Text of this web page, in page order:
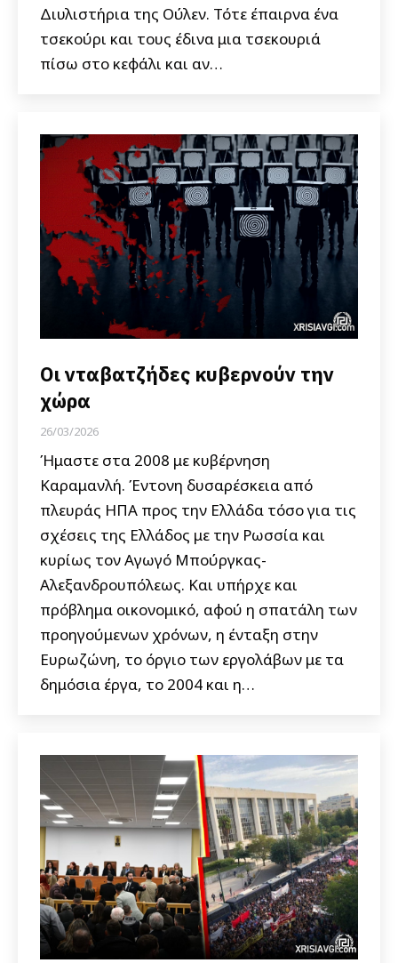
Διυλιστήρια της Ούλεν. Τότε έπαιρνα ένα
τσεκούρι και τους έδινα μια τσεκουριά
πίσω στο κεφάλι και αν…
Οι νταβατζήδες κυβερνούν την
χώρα
26/03/2026
Ήμαστε στα 2008 με κυβέρνηση
Καραμανλή. Έντονη δυσαρέσκεια από
πλευράς ΗΠΑ προς την Ελλάδα τόσο για τις
σχέσεις της Ελλάδος με την Ρωσσία και
κυρίως τον Αγωγό Μπούργκας-
Αλεξανδρουπόλεως. Και υπήρχε και
πρόβλημα οικονομικό, αφού η σπατάλη των
προηγούμενων χρόνων, η ένταξη στην
Ευρωζώνη, το όργιο των εργολάβων με τα
δημόσια έργα, το 2004 και η…